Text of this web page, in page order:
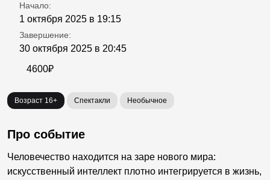
Начало:
1 октября 2025 в 19:15
Завершение:
30 октября 2025 в 20:45
4600₽
Возраст 16+ Спектакли Необычное
Про событие
Человечество находится на заре нового мира:
искусственный интеллект плотно интегрируется в жизнь,